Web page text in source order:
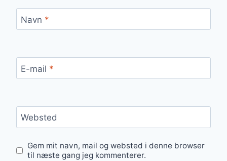
Navn *
E-mail *
Websted
Gem mit navn, mail og websted i denne browser
til næste gang jeg kommenterer.